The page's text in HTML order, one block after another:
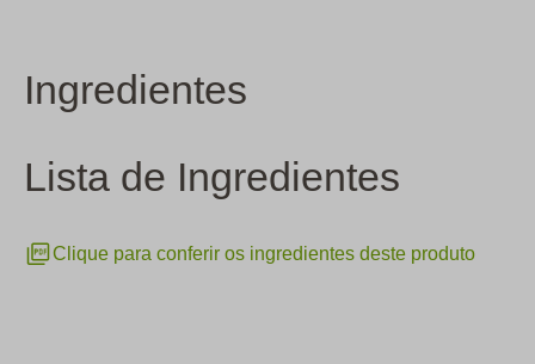
Ingredientes
Lista de Ingredientes
Clique para conferir os ingredientes deste produto